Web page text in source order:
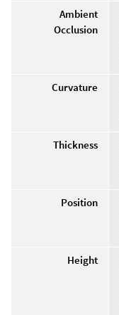
Ambient
Occlusion
Curvature
Thickness
Position
Height